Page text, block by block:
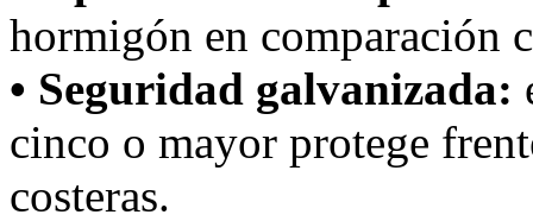
hormigón en comparación
• Seguridad galvanizada:
cinco o mayor protege
costeras.